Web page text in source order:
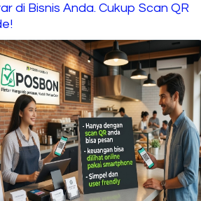
di Bisnis Anda. Cukup Scan QR